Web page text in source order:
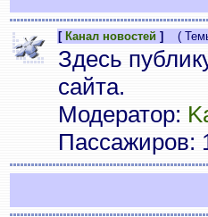
[ Канал новостей ] (
Здесь
сайта.
Модератор:
Пассажиров: